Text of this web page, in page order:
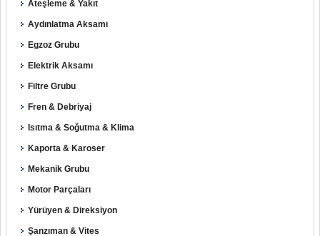
Ateşleme & Yakıt
Aydınlatma Aksamı
Egzoz Grubu
Elektrik Aksamı
Filtre Grubu
Fren & Debriyaj
Isıtma & Soğutma & Klima
Kaporta & Karoser
Mekanik Grubu
Motor Parçaları
Yürüyen & Direksiyon
Şanzıman & Vites